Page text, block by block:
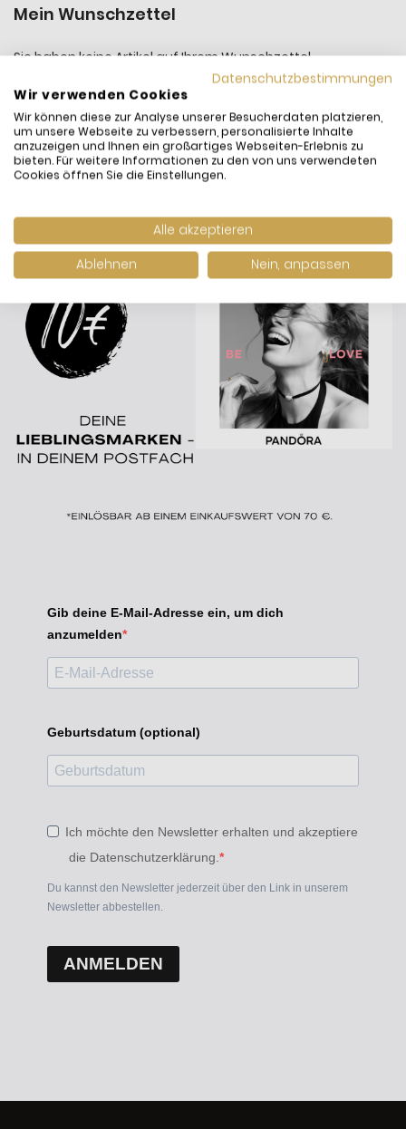
Mein Wunschzettel
Sie haben keine Artikel auf Ihrem Wunschzettel.
Gib deine E-Mail-Adresse ein, um dich
anzumelden
Geburtsdatum (optional)
Ich möchte den Newsletter erhalten und akzeptiere
die Datenschutzerklärung.
Du kannst den Newsletter jederzeit über den Link in unserem
Newsletter abbestellen.
ANMELDEN
Datenschutzbestimmungen
Wir verwenden Cookies
Wir können diese zur Analyse unserer Besucherdaten platzieren,
um unsere Webseite zu verbessern, personalisierte Inhalte
anzuzeigen und Ihnen ein großartiges Webseiten-Erlebnis zu
bieten. Für weitere Informationen zu den von uns verwendeten
Cookies öffnen Sie die Einstellungen.
Alle akzeptieren
Ablehnen
Nein, anpassen